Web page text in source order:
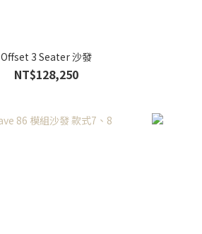
Offset 3 Seater 沙發
NT$128,250